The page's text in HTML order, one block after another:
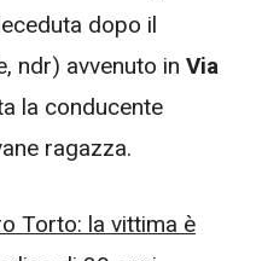
dopo il
ndr) avvenuto in Via
la conducente
ragazza.
Torto: la vittima è